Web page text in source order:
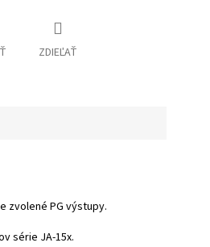
ZDIEĽAŤ
zvolené PG výstupy.
série JA-15x.